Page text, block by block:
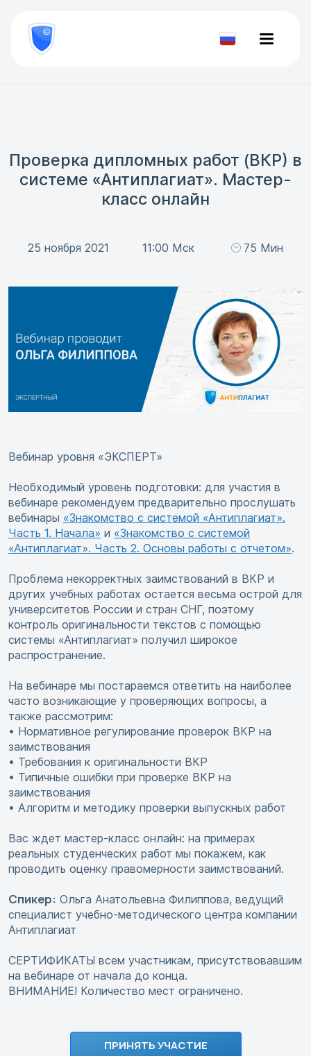
800
777-
81-Проверить
Проверка дипломных работ (ВКР) в
системе «Антиплагиат». Мастер-
класс онлайн
25 ноября 2021 11:00 Мск 75 Мин
Вебинар уровня «ЭКСПЕРТ»
Необходимый уровень подготовки: для участия в
вебинаре рекомендуем предварительно прослушать
вебинары «Знакомство с системой «Антиплагиат».
Часть 1. Начала» и «Знакомство с системой
«Антиплагиат». Часть 2. Основы работы с отчетом».
Проблема некорректных заимствований в ВКР и
других учебных работах остается весьма острой для
университетов России и стран СНГ, поэтому
контроль оригинальности текстов с помощью
системы «Антиплагиат» получил широкое
распространение.
На вебинаре мы постараемся ответить на наиболее
часто возникающие у проверяющих вопросы, а
также рассмотрим:
• Нормативное регулирование проверок ВКР на
заимствования
• Требования к оригинальности ВКР
• Типичные ошибки при проверке ВКР на
заимствования
• Алгоритм и методику проверки выпускных работ
Вас ждет мастер-класс онлайн: на примерах
реальных студенческих работ мы покажем, как
проводить оценку правомерности заимствований.
Спикер: Ольга Анатольевна Филиппова, ведущий
специалист учебно-методического центра компании
Антиплагиат
СЕРТИФИКАТЫ всем участникам, присутствовавшим
на вебинаре от начала до конца.
ВНИМАНИЕ! Количество мест ограничено.
ПРИНЯТЬ УЧАСТИЕ